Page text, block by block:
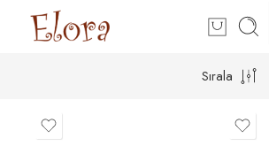
Sırala